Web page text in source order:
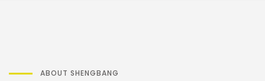
ABOUT SHENGBANG